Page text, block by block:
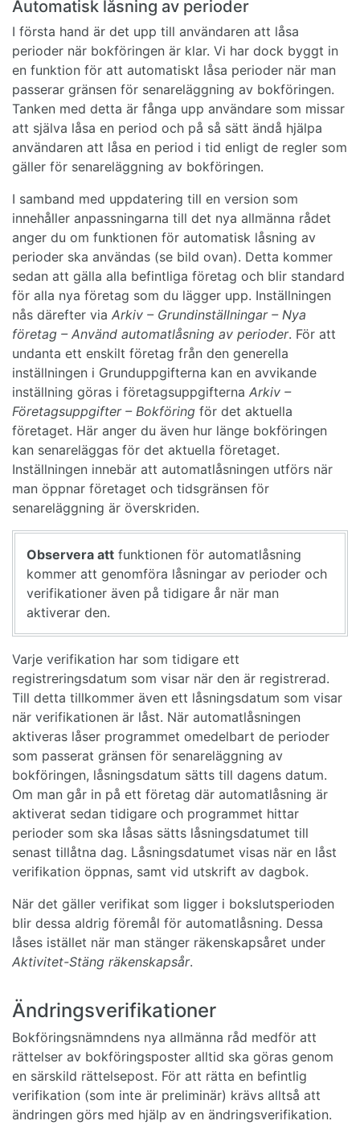
Automatisk låsning av perioder
I första hand är det upp till användaren att låsa
perioder när bokföringen är klar. Vi har dock byggt in
en funktion för att automatiskt låsa perioder när man
passerar gränsen för senareläggning av bokföringen.
Tanken med detta är fånga upp användare som missar
att själva låsa en period och på så sätt ändå hjälpa
användaren att låsa en period i tid enligt de regler som
gäller för senareläggning av bokföringen.
I samband med uppdatering till en version som
innehåller anpassningarna till det nya allmänna rådet
anger du om funktionen för automatisk låsning av
perioder ska användas (se bild ovan). Detta kommer
sedan att gälla alla befintliga företag och blir standard
för alla nya företag som du lägger upp. Inställningen
nås därefter via Arkiv – Grundinställningar – Nya
företag – Använd automatlåsning av perioder. För att
undanta ett enskilt företag från den generella
inställningen i Grunduppgifterna kan en avvikande
inställning göras i företagsuppgifterna Arkiv –
Företagsuppgifter – Bokföring för det aktuella
företaget. Här anger du även hur länge bokföringen
kan senareläggas för det aktuella företaget.
Inställningen innebär att automatlåsningen utförs när
man öppnar företaget och tidsgränsen för
senareläggning är överskriden.
Observera att funktionen för automatlåsning
kommer att genomföra låsningar av perioder och
verifikationer även på tidigare år när man
aktiverar den.
Varje verifikation har som tidigare ett
registreringsdatum som visar när den är registrerad.
Till detta tillkommer även ett låsningsdatum som visar
när verifikationen är låst. När automatlåsningen
aktiveras låser programmet omedelbart de perioder
som passerat gränsen för senareläggning av
bokföringen, låsningsdatum sätts till dagens datum.
Om man går in på ett företag där automatlåsning är
aktiverat sedan tidigare och programmet hittar
perioder som ska låsas sätts låsningsdatumet till
senast tillåtna dag. Låsningsdatumet visas när en låst
verifikation öppnas, samt vid utskrift av dagbok.
När det gäller verifikat som ligger i bokslutsperioden
blir dessa aldrig föremål för automatlåsning. Dessa
låses istället när man stänger räkenskapsåret under
Aktivitet-Stäng räkenskapsår.
Ändringsverifikationer
Bokföringsnämndens nya allmänna råd medför att
rättelser av bokföringsposter alltid ska göras genom
en särskild rättelsepost. För att rätta en befintlig
verifikation (som inte är preliminär) krävs alltså att
ändringen görs med hjälp av en ändringsverifikation.